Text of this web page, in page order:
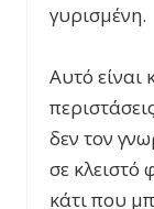
γυρισμένη.
Αυτό είναι
δεν τον
σε κλειστό
κάτι που